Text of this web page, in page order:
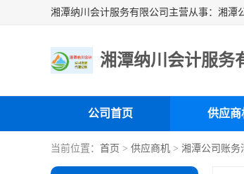
湘潭纳川会计服务
公司首页 供应商
当前位置： 首页 > 供应商机 > 湘潭公司账务